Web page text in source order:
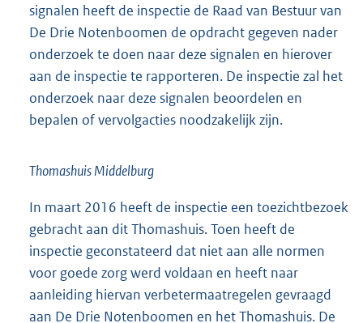
signalen heeft de inspectie de Raad van Bestuur van
De Drie Notenboomen de opdracht gegeven nader
onderzoek te doen naar deze signalen en hierover
aan de inspectie te rapporteren. De inspectie zal het
onderzoek naar deze signalen beoordelen en
bepalen of vervolgacties noodzakelijk zijn.
Thomashuis Middelburg
In maart 2016 heeft de inspectie een toezichtbezoek
gebracht aan dit Thomashuis. Toen heeft de
inspectie geconstateerd dat niet aan alle normen
voor goede zorg werd voldaan en heeft naar
aanleiding hiervan verbetermaatregelen gevraagd
aan De Drie Notenboomen en het Thomashuis. De